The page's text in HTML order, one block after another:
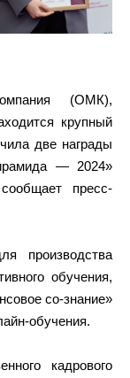
(ОМК),
крупный
две награды
— 2024»
пресс-
производства
обучения,
со-знание»
обучения.
кадрового